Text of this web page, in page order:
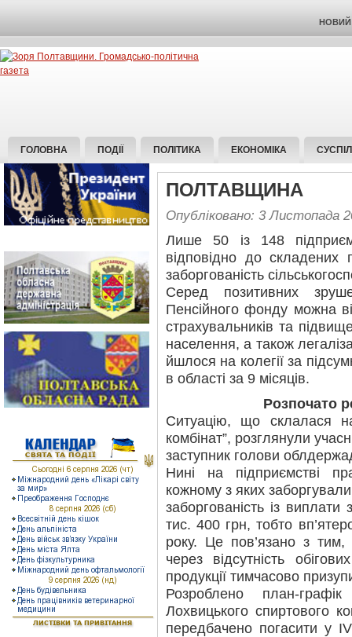
НОВИЙ
ГОЛОВНА ПОДІЇ ПОЛІТИКА ЕКОНОМІКА
ПОЛТАВЩИНА
Опубліковано: 3 Листопада
Лише 50 із 148
відповідно до складених
заборгованість
Серед позитивних
Пенсійного фонду можна
страхувальників та
населення, а також
йшлося на колегії за
в області за 9 місяців.
Розпочато
Ситуацію, що склалася
комбінат”, розглянули
заступник голови
Нині на підприємстві
кожному з яких
заборгованість із
тис. 400 грн, тобто
року. Це пов’язано з тим,
через відсутність
продукції тимчасово
Розроблено план-
Лохвицького спиртового
передбачено погасити у